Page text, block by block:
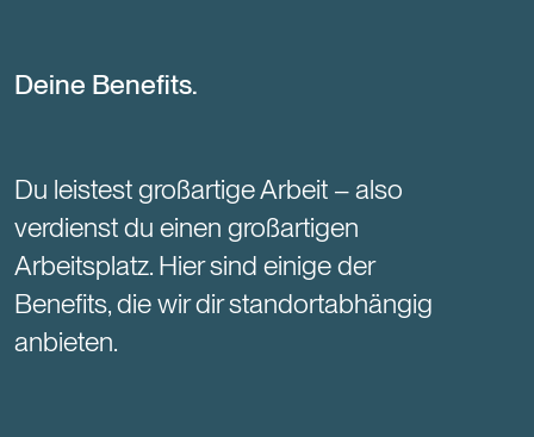
Deine Benefits.
Du leistest großartige Arbeit – also
verdienst du einen großartigen
Arbeitsplatz. Hier sind einige der
Benefits, die wir dir standortabhängig
anbieten.